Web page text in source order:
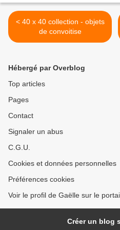
< 40 x 40 collection - objets
de convoitise
Hébergé par Overblog
Top articles
Pages
Contact
Signaler un abus
C.G.U.
Cookies et données personnelles
Préférences cookies
Voir le profil de Gaëlle sur le
Créer un blog